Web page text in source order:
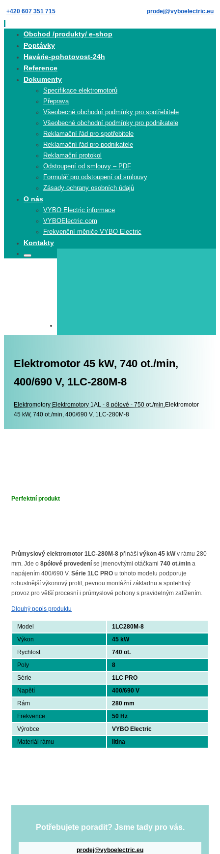
Skip
to
content
+420 607 351 715 prodej@vyboelectric.eu
Obchod /produkty/ e-shop
Poptávky
Havárie-pohotovost-24h
Reference
Dokumenty
Specifikace elektromotorů
Přeprava
Všeobecné obchodní podmínky pro spotřebitele
Všeobecné obchodní podmínky pro podnikatele
Reklamační řád pro spotřebitele
Reklamační řád pro podnikatele
Reklamační protokol
Odstoupení od smlouvy – PDF
Formulář pro odstoupení od smlouvy
Zásady ochrany osobních údajů
O nás
VYBO Electric informace
VYBOElectric.com
Frekvenční měniče VYBO Electric
Kontakty
Search
Search
Elektromotor 45 kW, 740 ot./min,
400/690 V, 1LC-280M-8
Elektromotory Elektromotory
Elektromotory 1AL - 8 pólové - 750 ot./min.Elektromotor
45 kW, 740 ot./min, 400/690 V, 1LC-280M-8
Perfektní produkt
Průmyslový elektromotor 1LC-280M-8 přináší výkon 45 kWv rámu 280
mm. Jde o 8pólové provedení se jmenovitými otáčkami 740 ot./min a
napájením 400/690 V. Série 1LC PRO u tohoto modelu podporuje
robustnější výkonový profil, pevnou montážní základnu a spolehlivý
provoz pro větší procesní i průmyslové pohony s pravidelným zatížením.
Dlouhý popis produktu
Model
1LC280M-8
Výkon
45 kW
Rychlost
740 ot.
Poly
8
Série
1LC PRO
Napětí
400/690 V
Rám
280 mm
Frekvence
50 Hz
Výrobce
VYBO Electric
Materiál rámu
litina
Potřebujete poradit? Jsme tady pro vás.
prodej@vyboelectric.eu